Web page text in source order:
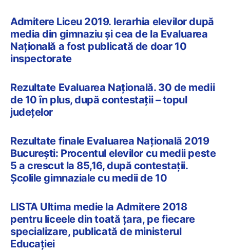
Admitere Liceu 2019. Ierarhia elevilor după
media din gimnaziu și cea de la Evaluarea
Națională a fost publicată de doar 10
inspectorate
Rezultate Evaluarea Națională. 30 de medii
de 10 în plus, după contestații – topul
județelor
Rezultate finale Evaluarea Națională 2019
București: Procentul elevilor cu medii peste
5 a crescut la 85,16, după contestații.
Școlile gimnaziale cu medii de 10
LISTA Ultima medie la Admitere 2018
pentru liceele din toată ţara, pe fiecare
specializare, publicată de ministerul
Educaţiei